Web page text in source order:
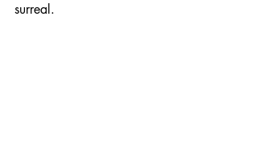
surreal.